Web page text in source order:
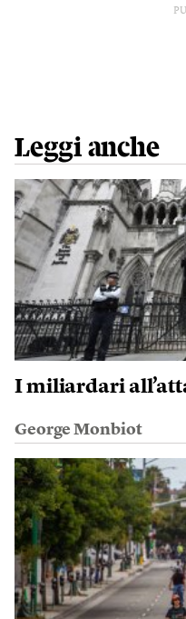
Leggi anche
I miliardari
George Monbiot